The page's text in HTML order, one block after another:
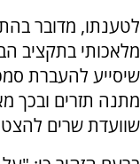
לטענתו, מדובר
מלאכותי בתקציב
שיסייע להעברת
מתנה תזרים ובכך
שוועדת שרים